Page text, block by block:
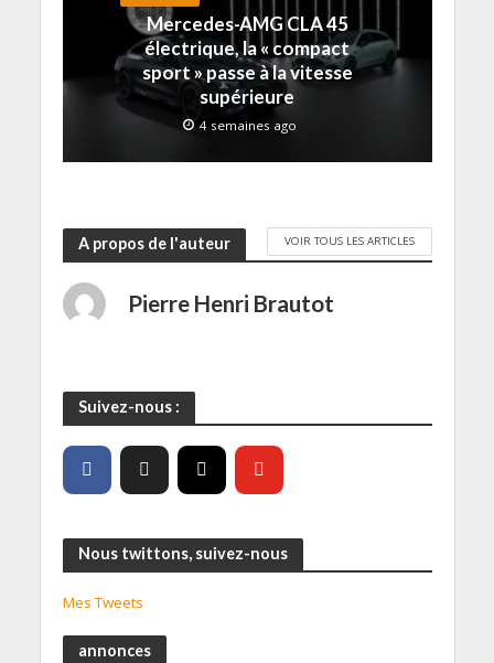
) e
)
Mercedes-AMG CLA 45
électrique, la « compact
sport » passe à la vitesse
supérieure
4 semaines ago
A propos de l'auteur VOIR TOUS LES ARTICLES
Pierre Henri Brautot
Suivez-nous :
Nous twittons, suivez-nous
Mes Tweets
annonces